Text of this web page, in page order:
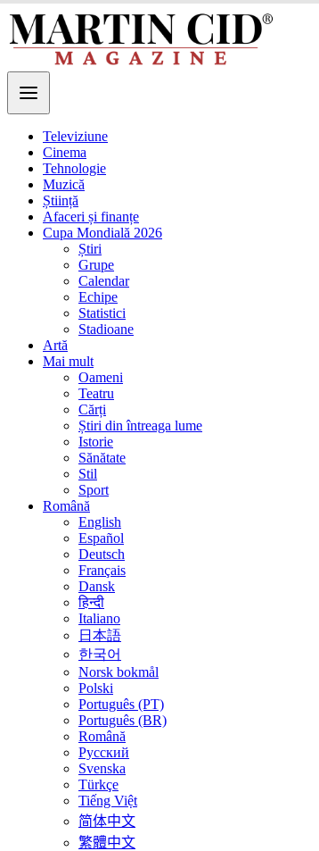
Televiziune
Cinema
Tehnologie
Muzică
Știință
Afaceri și finanțe
Cupa Mondială 2026
Știri
Grupe
Calendar
Echipe
Statistici
Stadioane
Artă
Mai mult
Oameni
Teatru
Cărți
Știri din întreaga lume
Istorie
Sănătate
Stil
Sport
Română
English
Español
Deutsch
Français
Dansk
हिन्दी
Italiano
日本語
한국어
Norsk bokmål
Polski
Português (PT)
Português (BR)
Română
Русский
Svenska
Türkçe
Tiếng Việt
简体中文
繁體中文